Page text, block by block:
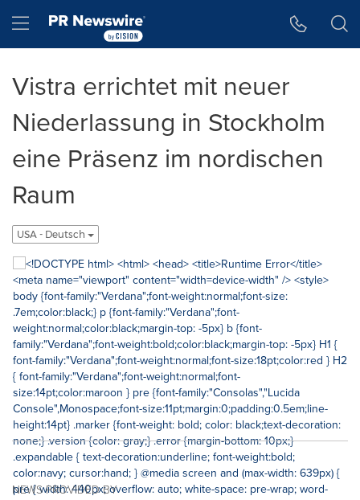
Hamburger menu
Vistra errichtet mit neuer
Niederlassung in Stockholm
eine Präsenz im nordischen
Raum
USA - Deutsch
NEWS PROVIDED BY